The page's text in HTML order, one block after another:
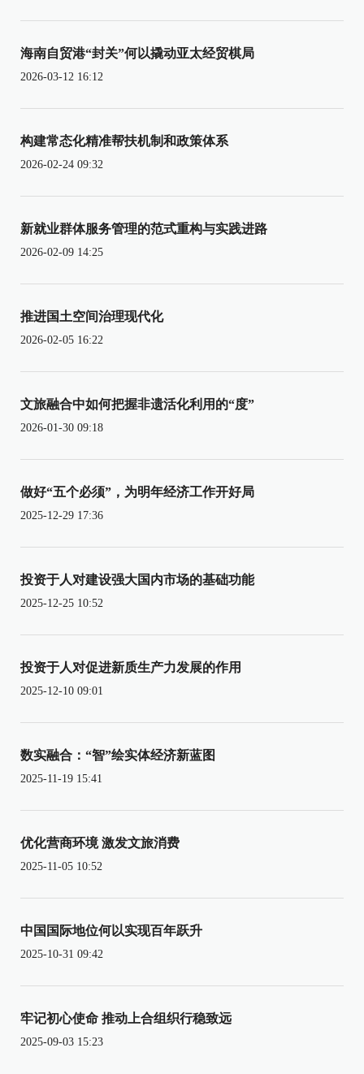
海南自贸港“封关”何以撬动亚太经贸棋局
2026-03-12 16:12
构建常态化精准帮扶机制和政策体系
2026-02-24 09:32
新就业群体服务管理的范式重构与实践进路
2026-02-09 14:25
推进国土空间治理现代化
2026-02-05 16:22
文旅融合中如何把握非遗活化利用的“度”
2026-01-30 09:18
做好“五个必须”，为明年经济工作开好局
2025-12-29 17:36
投资于人对建设强大国内市场的基础功能
2025-12-25 10:52
投资于人对促进新质生产力发展的作用
2025-12-10 09:01
数实融合：“智”绘实体经济新蓝图
2025-11-19 15:41
优化营商环境 激发文旅消费
2025-11-05 10:52
中国国际地位何以实现百年跃升
2025-10-31 09:42
牢记初心使命 推动上合组织行稳致远
2025-09-03 15:23